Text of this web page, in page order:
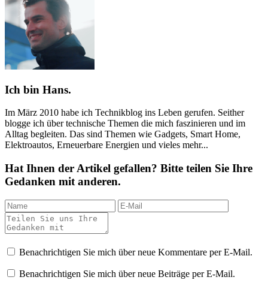
Ich bin Hans.
Im März 2010 habe ich Technikblog ins Leben gerufen. Seither
blogge ich über technische Themen die mich faszinieren und im
Alltag begleiten. Das sind Themen wie Gadgets, Smart Home,
Elektroautos, Erneuerbare Energien und vieles mehr...
Hat Ihnen der Artikel gefallen? Bitte teilen Sie Ihre
Gedanken mit anderen.
Benachrichtigen Sie mich über neue Kommentare per E-Mail.
Benachrichtigen Sie mich über neue Beiträge per E-Mail.